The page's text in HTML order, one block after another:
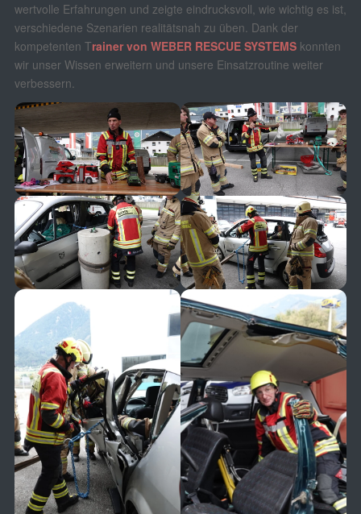
wertvolle Erfahrungen und zeigte eindrucksvoll, wie wichtig es ist,
verschiedene Szenarien realitätsnah zu üben. Dank der
kompetenten Trainer von WEBER RESCUE SYSTEMS konnten
wir unser Wissen erweitern und unsere Einsatzroutine weiter
verbessern.